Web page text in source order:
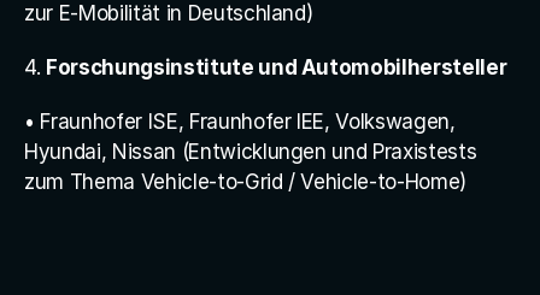
zur E-Mobilität in Deutschland)
4. Forschungsinstitute und Automobilhersteller
• Fraunhofer ISE, Fraunhofer IEE, Volkswagen,
Hyundai, Nissan (Entwicklungen und Praxistests
zum Thema Vehicle-to-Grid / Vehicle-to-Home)